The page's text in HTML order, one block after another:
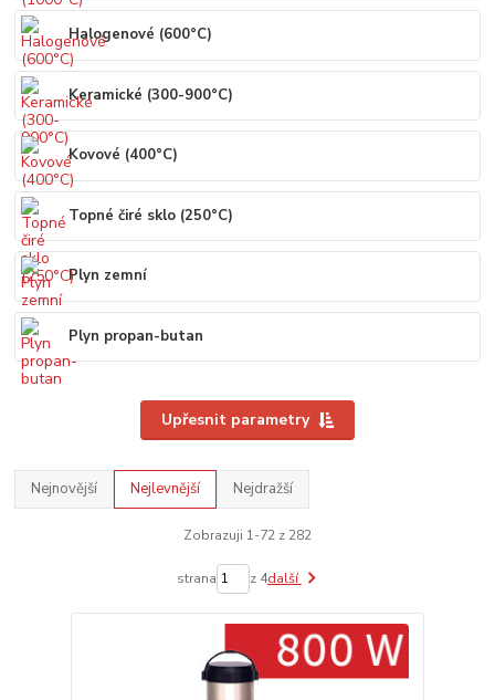
Halogenové (600°C)
Keramické (300-900°C)
Kovové (400°C)
Topné čiré sklo (250°C)
Plyn zemní
Plyn propan-butan
Upřesnit parametry
Nejnovější Nejlevnější Nejdražší
Zobrazuji 1-72 z 282
strana z 4další